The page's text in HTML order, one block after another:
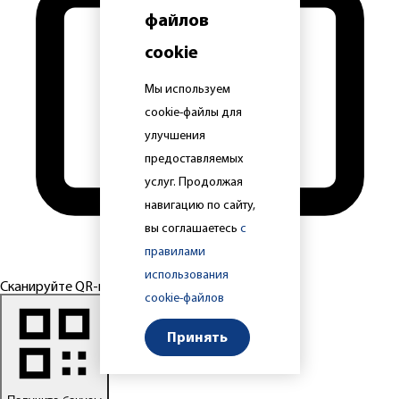
файлов
cookie
Мы используем
cookie-файлы для
улучшения
предоставляемых
услуг. Продолжая
навигацию по сайту,
вы соглашаетесь с
правилами
использования
cookie-файлов
Принять
Сканируйте QR-код